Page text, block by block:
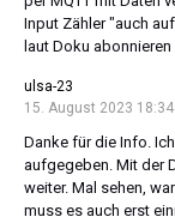
Input Zähler "auch
laut Doku abonnieren
ulsa-23
15. August 2023 18:34
Danke für die Info.
aufgegeben. Mit der
weiter. Mal sehen,
muss es auch erst